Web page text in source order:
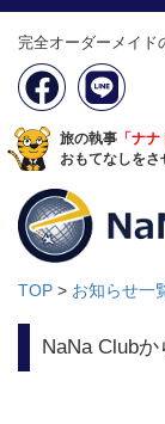
完全オーダーメイド
旅の執事 「ナナ
おもてなしをさ
TOP > お知らせ一
NaNa Club